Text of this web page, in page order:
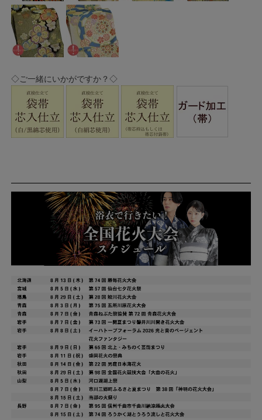
◇ご一緒にいかがですか？◇